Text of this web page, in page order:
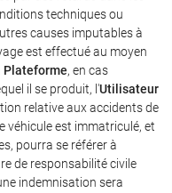
techniques ou
causes imputables à
est effectué au moyen
Plateforme, en cas
il se produit, l'Utilisateur
relative aux accidents de
véhicule est immatriculé, et
pourra se référer à
de responsabilité civile
indemnisation sera